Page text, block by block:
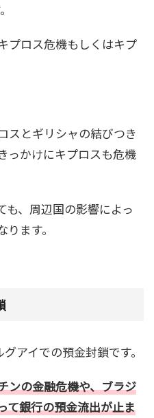
プロス危機もしくはキプ
スとギリシャの結びつき
っかけにキプロスも危機
も、周辺国の影響によっ
ます。
アイでの預金封鎖です。
ンの金融危機や、ブラジ
て銀行の預金流出が止ま